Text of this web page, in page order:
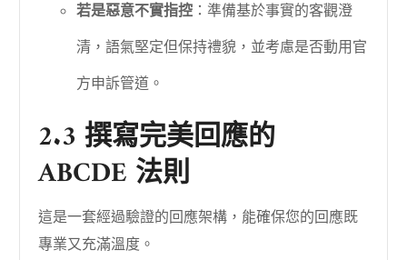
若是惡意不實指控：準備基於事實的客觀澄
清，語氣堅定但保持禮貌，並考慮是否動用官
方申訴管道。
2.3 撰寫完美回應的
ABCDE 法則
這是一套經過驗證的回應架構，能確保您的回應既
專業又充滿溫度。